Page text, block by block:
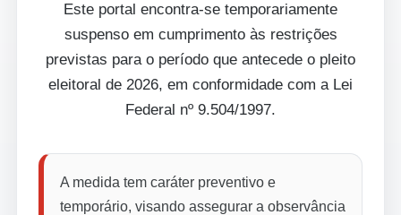
Este portal encontra-se temporariamente
suspenso em cumprimento às restrições
previstas para o período que antecede o pleito
eleitoral de 2026, em conformidade com a Lei
Federal nº 9.504/1997.
A medida tem caráter preventivo e
temporário, visando assegurar a observância